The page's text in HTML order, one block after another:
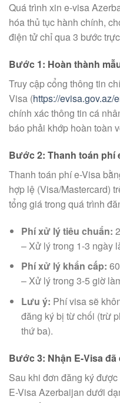
Quá trình xin e-visa
hóa thủ tục hành chính,
điện tử chỉ qua 3 bước
Bước 1: Hoàn thành
Truy cập cổng thông tin
Visa (https://evisa.gov.az/
chính xác thông tin cá
báo phải khớp hoàn toàn
Bước 2: Thanh toán phí
Thanh toán phí e-Visa
hợp lệ (Visa/Mastercard)
tổng giá trong quá trình
Phí xử lý tiêu chuẩn:
– Xử lý trong 1-3 ngày
Phí xử lý khẩn cấp:
– Xử lý trong 3-5 giờ
Lưu ý: Phí visa sẽ
đăng ký bị từ chối (trừ
thứ ba).
Bước 3: Nhận E-Visa
Sau khi đơn đăng ký
E-Visa Azerbaijan dưới